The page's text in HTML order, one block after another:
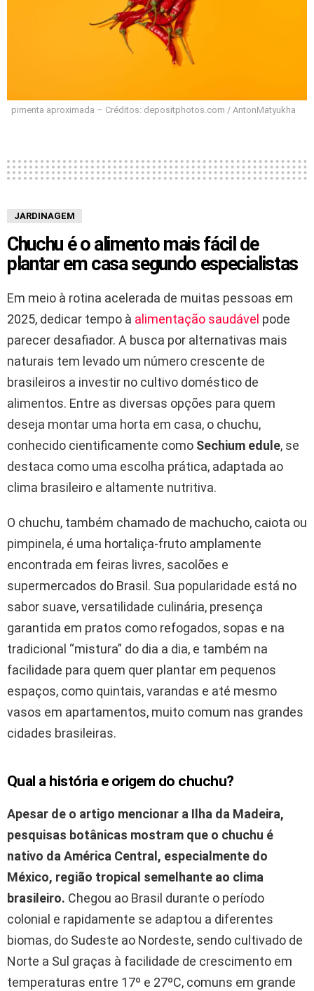
pimenta aproximada – Créditos: depositphotos.com / AntonMatyukha
JARDINAGEM
Chuchu é o alimento mais fácil de
plantar em casa segundo especialistas
Em meio à rotina acelerada de muitas pessoas em
2025, dedicar tempo à alimentação saudável pode
parecer desafiador. A busca por alternativas mais
naturais tem levado um número crescente de
brasileiros a investir no cultivo doméstico de
alimentos. Entre as diversas opções para quem
deseja montar uma horta em casa, o chuchu,
conhecido cientificamente como Sechium edule, se
destaca como uma escolha prática, adaptada ao
clima brasileiro e altamente nutritiva.
O chuchu, também chamado de machucho, caiota ou
pimpinela, é uma hortaliça-fruto amplamente
encontrada em feiras livres, sacolões e
supermercados do Brasil. Sua popularidade está no
sabor suave, versatilidade culinária, presença
garantida em pratos como refogados, sopas e na
tradicional “mistura” do dia a dia, e também na
facilidade para quem quer plantar em pequenos
espaços, como quintais, varandas e até mesmo
vasos em apartamentos, muito comum nas grandes
cidades brasileiras.
Qual a história e origem do chuchu?
Apesar de o artigo mencionar a Ilha da Madeira,
pesquisas botânicas mostram que o chuchu é
nativo da América Central, especialmente do
México, região tropical semelhante ao clima
brasileiro. Chegou ao Brasil durante o período
colonial e rapidamente se adaptou a diferentes
biomas, do Sudeste ao Nordeste, sendo cultivado de
Norte a Sul graças à facilidade de crescimento em
temperaturas entre 17º e 27ºC, comuns em grande